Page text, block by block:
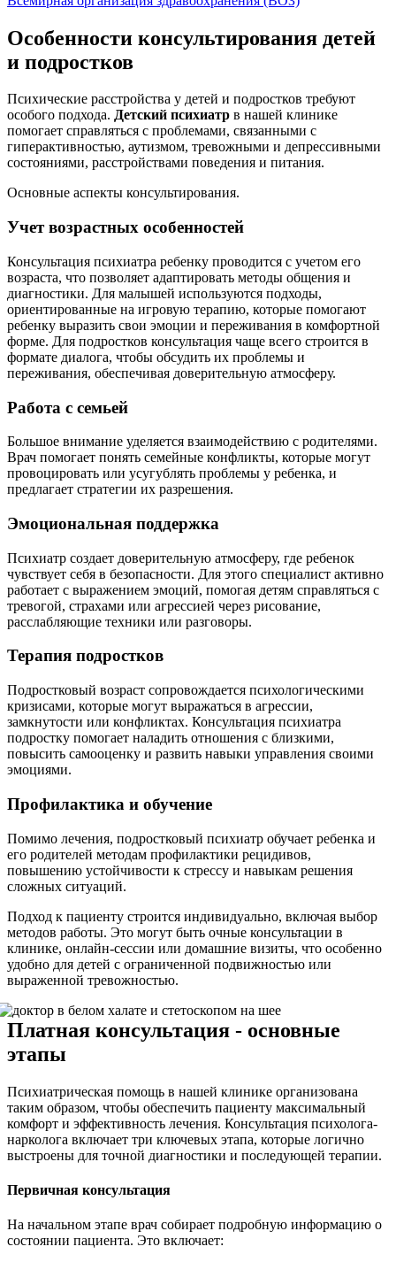
Особенности консультирования детей
и подростков
Психические расстройства у детей и подростков требуют
особого подхода. Детский психиатр в нашей клинике
помогает справляться с проблемами, связанными с
гиперактивностью, аутизмом, тревожными и депрессивными
состояниями, расстройствами поведения и питания.
Основные аспекты консультирования.
Учет возрастных особенностей
Консультация психиатра ребенку проводится с учетом его
возраста, что позволяет адаптировать методы общения и
диагностики. Для малышей используются подходы,
ориентированные на игровую терапию, которые помогают
ребенку выразить свои эмоции и переживания в комфортной
форме. Для подростков консультация чаще всего строится в
формате диалога, чтобы обсудить их проблемы и
переживания, обеспечивая доверительную атмосферу.
Работа с семьей
Большое внимание уделяется взаимодействию с родителями.
Врач помогает понять семейные конфликты, которые могут
провоцировать или усугублять проблемы у ребенка, и
предлагает стратегии их разрешения.
Эмоциональная поддержка
Психиатр создает доверительную атмосферу, где ребенок
чувствует себя в безопасности. Для этого специалист активно
работает с выражением эмоций, помогая детям справляться с
тревогой, страхами или агрессией через рисование,
расслабляющие техники или разговоры.
Терапия подростков
Подростковый возраст сопровождается психологическими
кризисами, которые могут выражаться в агрессии,
замкнутости или конфликтах. Консультация психиатра
подростку помогает наладить отношения с близкими,
повысить самооценку и развить навыки управления своими
эмоциями.
Профилактика и обучение
Помимо лечения, подростковый психиатр обучает ребенка и
его родителей методам профилактики рецидивов,
повышению устойчивости к стрессу и навыкам решения
сложных ситуаций.
Подход к пациенту строится индивидуально, включая выбор
методов работы. Это могут быть очные консультации в
клинике, онлайн-сессии или домашние визиты, что особенно
удобно для детей с ограниченной подвижностью или
выраженной тревожностью.
Платная консультация - основные
этапы
Психиатрическая помощь в нашей клинике организована
таким образом, чтобы обеспечить пациенту максимальный
комфорт и эффективность лечения. Консультация психолога-
нарколога включает три ключевых этапа, которые логично
выстроены для точной диагностики и последующей терапии.
Первичная консультация
На начальном этапе врач собирает подробную информацию о
состоянии пациента. Это включает: